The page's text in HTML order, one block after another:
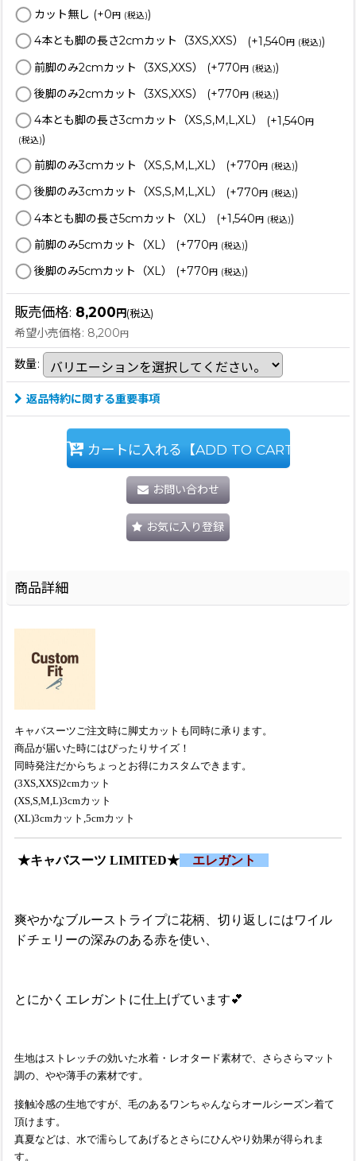
カット無し (+0 円 (税込))
4本とも脚の長さ2cmカット（3XS,XXS）
(+1,540円 (税込))
前脚のみ2cmカット（3XS,XXS）
(+770円 (税込))
後脚のみ2cmカット（3XS,XXS）
(+770 円 (税込))
4本とも脚の長さ3cmカット（XS,S,M,L,XL）
(+1,540円
(税込))
前脚のみ3cmカット（XS,S,M,L,XL）
(+770 円 (税込))
後脚のみ3cmカット（XS,S,M,L,XL）
(+770円 (税込))
4本とも脚の長さ5cmカット（XL）
(+1,540円 (税込))
前脚のみ5cmカット（XL）
(+770 円 (税込))
後脚のみ5cmカット（XL）
(+770 円 (税込))
販売価格: 8,200円(税込)
希望小売価格: 8,200 円
数量:
返品特約に関する重要事項
カートに入れる【ADD TO CART】
お問い合わせ
お気に入り登録
商品詳細
キャバスーツご注文時に脚丈カットも同時に承ります。
商品が届いた時にはぴったりサイズ！
同時発注だからちょっとお得にカスタムできます。
(3XS,XXS)2cmカット
(XS,S,M,L)3cmカット
(XL)3cmカット,5cmカット
★キャバスーツ LIMITED★ エレガント
爽やかなブルーストライプに花柄、切り返しにはワイル
ドチェリーの深みのある赤を使い、
とにかくエレガントに仕上げています💕
生地はストレッチの効いた水着・レオタード素材で、さらさらマット
調の、やや薄手の素材です。
接触冷感の生地ですが、毛のあるワンちゃんならオールシーズン着て
頂けます。
真夏などは、水で濡らしてあげるとさらにひんやり効果が得られま
す。